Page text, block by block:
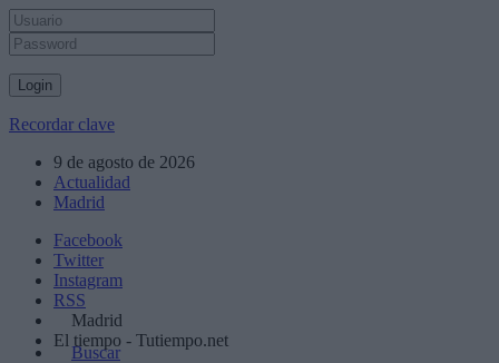
Recordar clave
9 de agosto de 2026
Actualidad
Madrid
Facebook
Twitter
Instagram
RSS
Madrid
El tiempo - Tutiempo.net
Buscar